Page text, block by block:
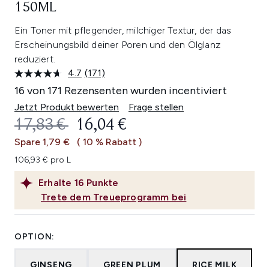
150ML
Ein Toner mit pflegender, milchiger Textur, der das
Erscheinungsbild deiner Poren und den Ölglanz
reduziert.
4.7 171
Bewertungen
lesen.
Link
auf
derselben
Seite.
(171)
16 von 171 Rezensenten wurden incentiviert
Jetzt Produkt bewerten Frage stellen
Erhalte 16 Punkte
Trete dem Treueprogramm bei
UNVERBINDLICHE
17,83 € AKTUELLER PREIS:
16,04 €
Spare 1,79 € ( 10 % Rabatt )
106,93 € pro L
OPTION: